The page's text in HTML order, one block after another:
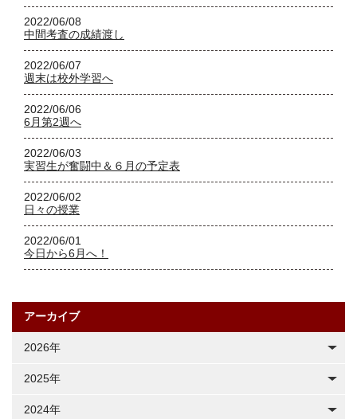
2022/06/08
中間考査の成績渡し
2022/06/07
週末は校外学習へ
2022/06/06
6月第2週へ
2022/06/03
実習生が奮闘中＆６月の予定表
2022/06/02
日々の授業
2022/06/01
今日から6月へ！
アーカイブ
2026年
2025年
2024年